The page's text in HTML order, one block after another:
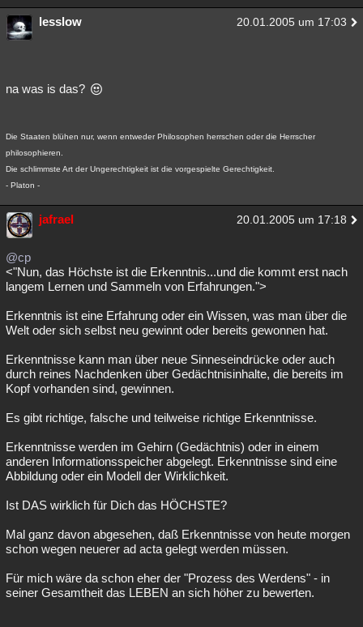
lesslow 20.01.2005 um 17:03
na was is das?
Die Staaten blühen nur, wenn entweder Philosophen herrschen oder die Herrscher
philosophieren.
Die schlimmste Art der Ungerechtigkeit ist die vorgespielte Gerechtigkeit.
- Platon -
jafrael 20.01.2005 um 17:18
@cp
<"Nun, das Höchste ist die Erkenntnis...und die kommt erst nach
langem Lernen und Sammeln von Erfahrungen.">
Erkenntnis ist eine Erfahrung oder ein Wissen, was man über die
Welt oder sich selbst neu gewinnt oder bereits gewonnen hat.
Erkenntnisse kann man über neue Sinneseindrücke oder auch
durch reines Nachdenken über Gedächtnisinhalte, die bereits im
Kopf vorhanden sind, gewinnen.
Es gibt richtige, falsche und teilweise richtige Erkenntnisse.
Erkenntnisse werden im Gehirn (Gedächtnis) oder in einem
anderen Informationsspeicher abgelegt. Erkenntnisse sind eine
Abbildung oder ein Modell der Wirklichkeit.
Ist DAS wirklich für Dich das HÖCHSTE?
Mal ganz davon abgesehen, daß Erkenntnisse von heute morgen
schon wegen neuerer ad acta gelegt werden müssen.
Für mich wäre da schon eher der "Prozess des Werdens" - in
seiner Gesamtheit das LEBEN an sich höher zu bewerten.